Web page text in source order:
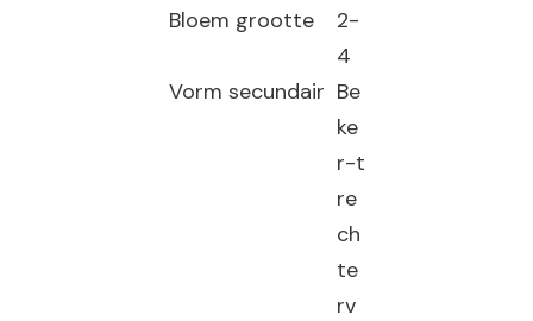
Bloem grootte
2-
4
Vorm secundair Be
ke
r-t
re
ch
te
rv